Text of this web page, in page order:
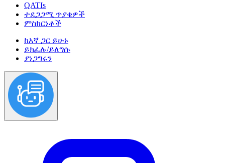
QATIs
ተደጋጋሚ ጥያቄዎች
ምስክርነቶች
ከእኛ ጋር ይሁኑ
ይክፈሉ/ይለግሱ
ያነጋግሩን